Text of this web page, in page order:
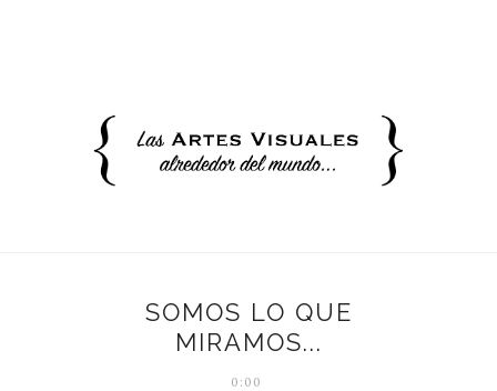
SOMOS LO QUE
MIRAMOS...
0:00